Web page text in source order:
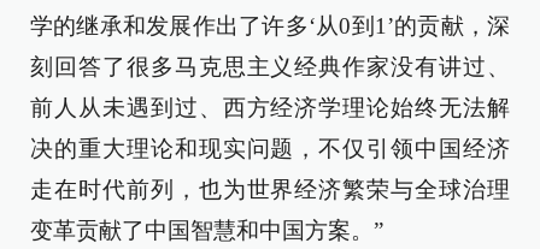
学的继承和发展作出了许多‘从0到1’的贡献，深
刻回答了很多马克思主义经典作家没有讲过、
前人从未遇到过、西方经济学理论始终无法解
决的重大理论和现实问题，不仅引领中国经济
走在时代前列，也为世界经济繁荣与全球治理
变革贡献了中国智慧和中国方案。”